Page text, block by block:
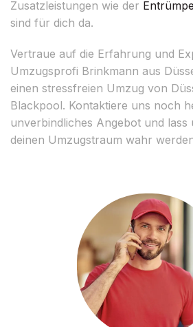
Zusatzleistungen wie der
sind für dich da.
Vertraue auf die Erfahrung und
Umzugsprofi Brinkmann aus
einen stressfreien Umzug von
Blackpool. Kontaktiere uns noch
unverbindliches Angebot und lass
deinen Umzugstraum wahr